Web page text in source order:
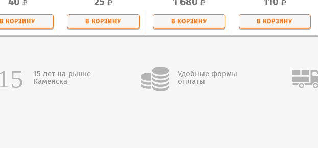
В КОРЗИНУ В КОРЗИНУ В КОРЗИНУ В КОРЗИНУ
15 лет на рынке
Каменска
Удобные формы
оплаты